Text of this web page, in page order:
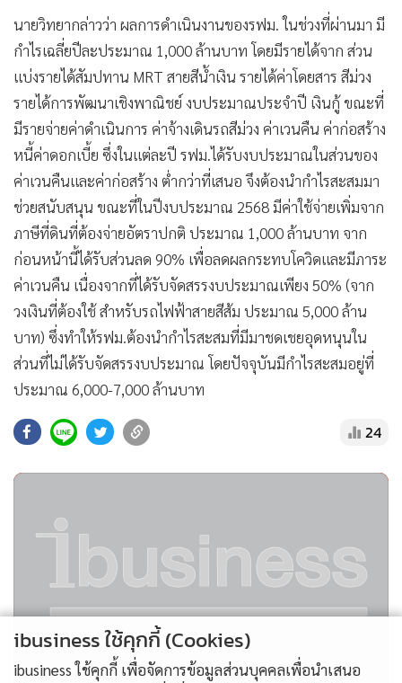
นายวิทยากล่าวว่า ผลการดำเนินงานของรฟม. ในช่วงที่ผ่านมา มี
กำไรเฉลี่ยปีละประมาณ 1,000 ล้านบาท โดยมีรายได้จาก ส่วน
แบ่งรายได้สัมปทาน MRT สายสีน้ำเงิน รายได้ค่าโดยสาร สีม่วง
รายได้การพัฒนาเชิงพาณิชย์ งบประมาณประจำปี เงินกู้ ขณะที่
มีรายจ่ายค่าดำเนินการ ค่าจ้างเดินรถสีม่วง ค่าเวนคืน ค่าก่อสร้าง
หนี้ค่าดอกเบี้ย ซึ่งในแต่ละปี รฟม.ได้รับงบประมาณในส่วนของ
ค่าเวนคืนและค่าก่อสร้าง ต่ำกว่าที่เสนอ จึงต้องนำกำไรสะสมมา
ช่วยสนับสนุน ขณะที่ในปีงบประมาณ 2568 มีค่าใช้จ่ายเพิ่มจาก
ภาษีที่ดินที่ต้องจ่ายอัตราปกติ ประมาณ 1,000 ล้านบาท จาก
ก่อนหน้านี้ได้รับส่วนลด 90% เพื่อลดผลกระทบโควิดและมีภาระ
ค่าเวนคืน เนื่องจากที่ได้รับจัดสรรงบประมาณเพียง 50% (จาก
วงเงินที่ต้องใช้ สำหรับรถไฟฟ้าสายสีส้ม ประมาณ 5,000 ล้าน
บาท) ซึ่งทำให้รฟม.ต้องนำกำไรสะสมที่มีมาชดเชยอุดหนุนใน
ส่วนที่ไม่ได้รับจัดสรรงบประมาณ โดยปัจจุบันมีกำไรสะสมอยู่ที่
ประมาณ 6,000-7,000 ล้านบาท
24
ibusiness ใช้คุกกี้ (Cookies)
ibusiness ใช้คุกกี้ เพื่อจัดการข้อมูลส่วนบุคคลเพื่อนำเสนอ